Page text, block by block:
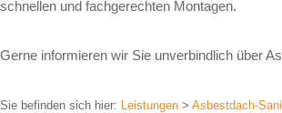
schnellen und fachgerechten Montagen.
Gerne informieren wir Sie unverbindlich über
Sie befinden sich hier: Leistungen > Asbestdach-